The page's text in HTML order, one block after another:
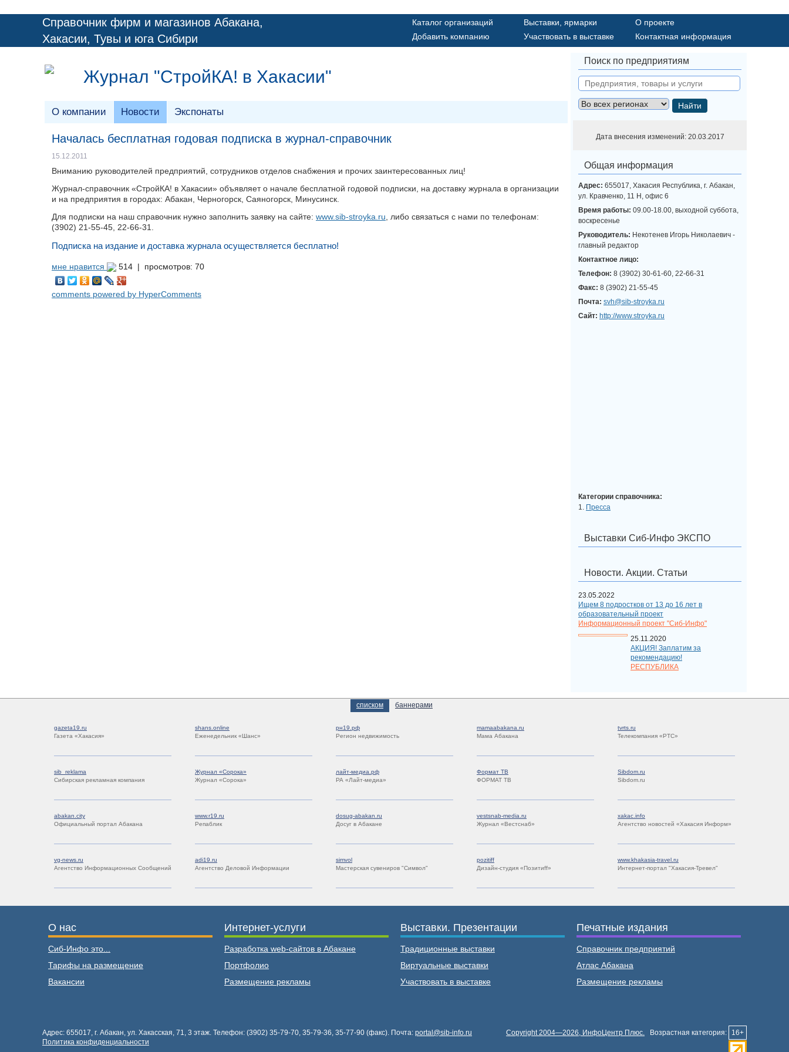
Справочник фирм и магазинов Абакана,
Хакасии, Тувы и юга Сибири
Каталог организаций Выставки, ярмарки
О проекте
Добавить компанию
Участвовать в выставке Контактная информация
Поиск по предприятиям
Найти
Дата внесения изменений: 20.03.2017
Общая информация
Адрес: 655017, Хакасия Республика, г. Абакан,
ул. Кравченко, 11 Н, офис 6
Время работы: 09.00-18.00, выходной суббота,
воскресенье
Руководитель: Некотенев Игорь Николаевич -
главный редактор
Контактное лицо:
Телефон: 8 (3902) 30-61-60, 22-66-31
Факс: 8 (3902) 21-55-45
Почта: svh@sib-stroyka.ru
Сайт: http://www.stroyka.ru
Категории справочника:
1. Пресса
Выставки Сиб-Инфо ЭКСПО
Новости. Акции. Статьи
23.05.2022
Ищем 8 подростков от 13 до 16 лет в
образовательный проект
Информационный проект "Сиб-Инфо"
25.11.2020
АКЦИЯ! Заплатим за
рекомендацию!
РЕСПУБЛИКА
Журнал "СтройКА! в Хакасии"
О компании Новости Экспонаты
Началась бесплатная годовая подписка в журнал-справочник
15.12.2011
Вниманию руководителей предприятий, сотрудников отделов снабжения и прочих заинтересованных лиц!
Журнал-справочник «СтройКА! в Хакасии» объявляет о начале бесплатной годовой подписки, на доставку журнала в организации
и на предприятия в городах: Абакан, Черногорск, Саяногорск, Минусинск.
Для подписки на наш справочник нужно заполнить заявку на сайте: www.sib-stroyka.ru , либо связаться с нами по телефонам:
(3902) 21-55-45, 22-66-31.
Подписка на издание и доставка журнала осуществляется бесплатно!
мне нравится 514 | просмотров: 70
comments powered by HyperComments
списком баннерами
gazeta19.ru
Газета «Хакасия»
shans.online
Еженедельник «Шанс»
рн19.рф
Регион недвижимость
mamaabakana.ru
Мама Абакана
tvrts.ru
Телекомпания «РТС»
sib_reklama
Сибирская рекламная компания
Журнал «Сорока»
Журнал «Сорока»
лайт-медиа.рф
РА «Лайт-медиа»
Формат ТВ
ФОРМАТ ТВ
Sibdom.ru
Sibdom.ru
abakan.city
Официальный портал Абакана
www.r19.ru
Репаблик
dosug-abakan.ru
Досуг в Абакане
vestsnab-media.ru
Журнал «Вестснаб»
xakac.info
Агентство новостей «Хакасия Информ»
vg-news.ru
Агентство Информационных Сообщений
adi19.ru
Агентство Деловой Информации
simvol
Мастерская сувениров "Символ"
pozitiff
Дизайн-студия «Позитиff»
www.khakasia-travel.ru
Интернет-портал "Хакасия-Тревел"
О нас
Сиб-Инфо это...
Тарифы на размещение
Вакансии
Интернет-услуги
Разработка web-сайтов в Абакане
Портфолио
Размещение рекламы
Выставки. Презентации
Традиционные выставки
Виртуальные выставки
Участвовать в выставке
Печатные издания
Справочник предприятий
Атлас Абакана
Размещение рекламы
Copyright 2004—2026, ИнфоЦентр Плюс. Возрастная категория: 16+
Адрес: 655017, г. Абакан, ул. Хакасская, 71, 3 этаж. Телефон: (3902) 35-79-70, 35-79-36, 35-77-90 (факс). Почта: portal@sib-info.ru
Политика конфиденциальности